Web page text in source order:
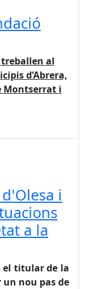
treballen al
d’Abrera,
Montserrat i
i
a la
el titular de la
un nou pas de